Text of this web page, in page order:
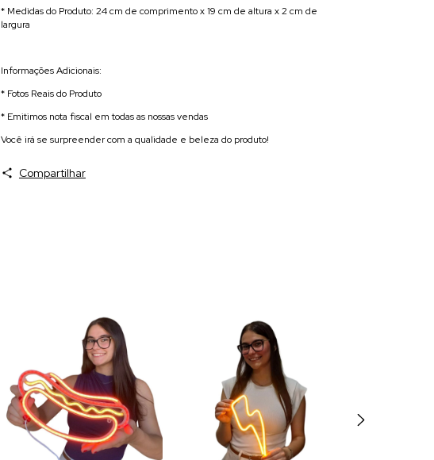
* Medidas do Produto: 24 cm de comprimento x 19 cm de altura x 2 cm de
largura
Informações Adicionais:
* Fotos Reais do Produto
* Emitimos nota fiscal em todas as nossas vendas
Você irá se surpreender com a qualidade e beleza do produto!
Compartilhar